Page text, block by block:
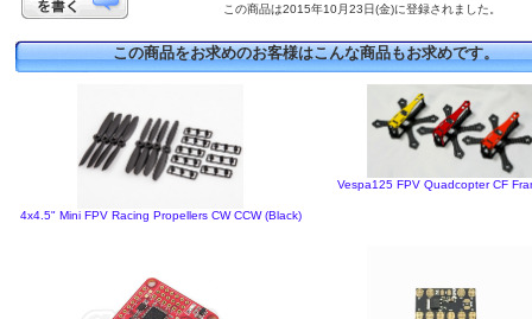
この商品は2015年10月23日(金)に登録されました。
この商品をお求めのお客様はこんな商品もお求めです。
4x4.5" Mini FPV Racing Propellers CW CCW (Black)
Vespa125 FPV Quadcopter CF